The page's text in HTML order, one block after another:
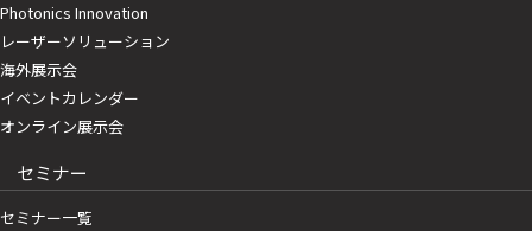
Photonics Innovation
レーザーソリューション
海外展示会
イベントカレンダー
オンライン展示会
セミナー
セミナー一覧